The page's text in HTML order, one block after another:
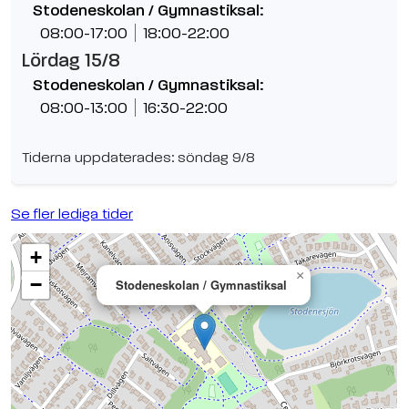
Stodeneskolan / Gymnastiksal:
08:00-17:00 18:00-22:00
Lördag 15/8
Stodeneskolan / Gymnastiksal:
08:00-13:00 16:30-22:00
Tiderna uppdaterades: söndag 9/8
Se fler lediga tider
Stodeneskolan / Gymnastiksal
×
+
−